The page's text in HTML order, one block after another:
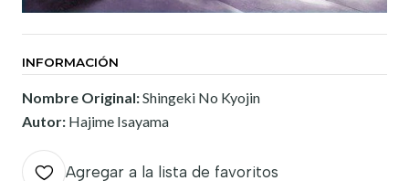
INFORMACIÓN
Nombre Original:Shingeki No Kyojin
Autor: Hajime Isayama
Agregar a la lista de favoritos